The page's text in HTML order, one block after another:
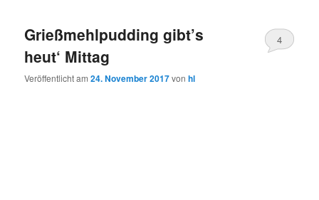
Grießmehlpudding gibt’s
heut‘ Mittag
Veröffentlicht am24. November 2017vonhl
4